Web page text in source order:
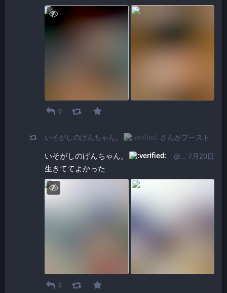
0
いそがしのげんちゃん。​ さんがブースト
7月20日
いそがしのげんちゃん。​ @ProgrammerGenboo@itabashi.0j0.jp
生きててよかった
0